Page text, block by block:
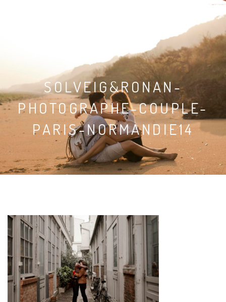
SOLVEIG&RONAN-
PHOTOGRAPHE-COUPLE-
PARIS-NORMANDIE14